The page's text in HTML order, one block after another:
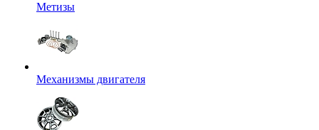
Метизы
Механизмы двигателя